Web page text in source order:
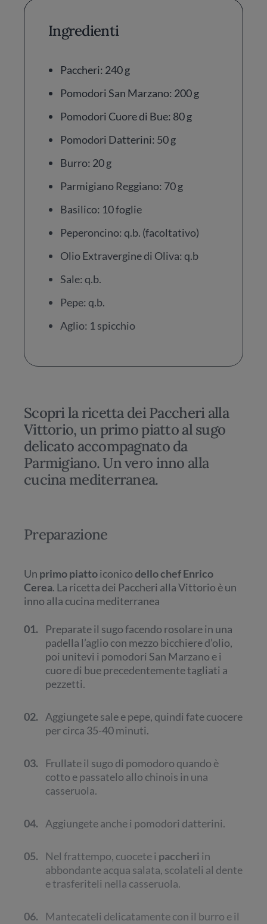
Ingredienti
Paccheri: 240 g
Pomodori San Marzano: 200 g
Pomodori Cuore di Bue: 80 g
Pomodori Datterini: 50 g
Burro: 20 g
Parmigiano Reggiano: 70 g
Basilico: 10 foglie
Peperoncino: q.b. (facoltativo)
Olio Extravergine di Oliva: q.b
Sale: q.b.
Pepe: q.b.
Aglio: 1 spicchio
Scopri la ricetta dei Paccheri alla
Vittorio, un primo piatto al sugo
delicato accompagnato da
Parmigiano. Un vero inno alla
cucina mediterranea.
Preparazione
Un primo piattoiconicodello chef Enrico
Cerea. La ricetta dei Paccheri alla Vittorio è un
inno alla cucina mediterranea
01.
Preparate il sugo facendo rosolare in una
padella l’aglio con mezzo bicchiere d’olio,
poi unitevi i pomodori San Marzano e i
cuore di bue precedentemente tagliati a
pezzetti.
02.
Aggiungete sale e pepe, quindi fate cuocere
per circa 35-40 minuti.
03.
Frullate il sugo di pomodoro quando è
cotto e passatelo allo chinois in una
casseruola.
04. Aggiungete anche i pomodori datterini.
05. Nel frattempo, cuocete i paccheri in
abbondante acqua salata, scolateli al dente
e trasferiteli nella casseruola.
06.
Mantecateli delicatamente con il burro e il